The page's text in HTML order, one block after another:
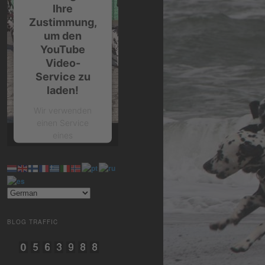
Ihre
Zustimmung,
um den
YouTube
Video-
Service zu
laden!
einzubetten.
kann Daten zu
sammeln. Bitte
Details durch und
BLOG TRAFFIC